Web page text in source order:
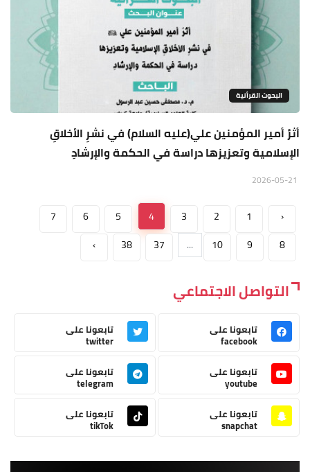
البحوث القرأنية
أثرُ أمير المؤمنين علي(عليه السلام) في نشرِ الأخلاقِ
الإسلامية وتعزيزها دراسة في الحكمة والإرشادِ
‹
1
2
3
4
5
6
7
8
9
10
...
37
38
›
التواصل الاجتماعي
تابعونا على
facebook
تابعونا على
twitter
تابعونا على
youtube
تابعونا على
telegram
تابعونا على
snapchat
تابعونا على
tikTok